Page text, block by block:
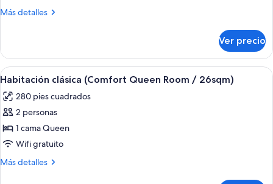
para
(Maisonette)
Más detalles
Más
con
camas
para
no
(Maisonette)
Ver precio
Abrir
todas
las
fotos
de
Habitación
clásica
Habitación de hotel con una cama
5
Habitación clásica (Comfort Queen Room / 26sqm)
280 pies cuadrados
2 personas
1 cama Queen
Wifi gratuito
Más detalles
Más